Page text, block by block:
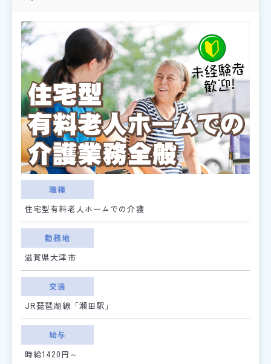
職種
住宅型有料老人ホームでの介護
勤務地
滋賀県大津市
交通
JR琵琶湖線「瀬田駅」
給与
時給1420円～